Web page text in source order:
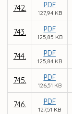
742. PDF
127,94 KB
743. PDF
125,85 KB
744. PDF
125,84 KB
745. PDF
126,51 KB
746. PDF
127,51 KB